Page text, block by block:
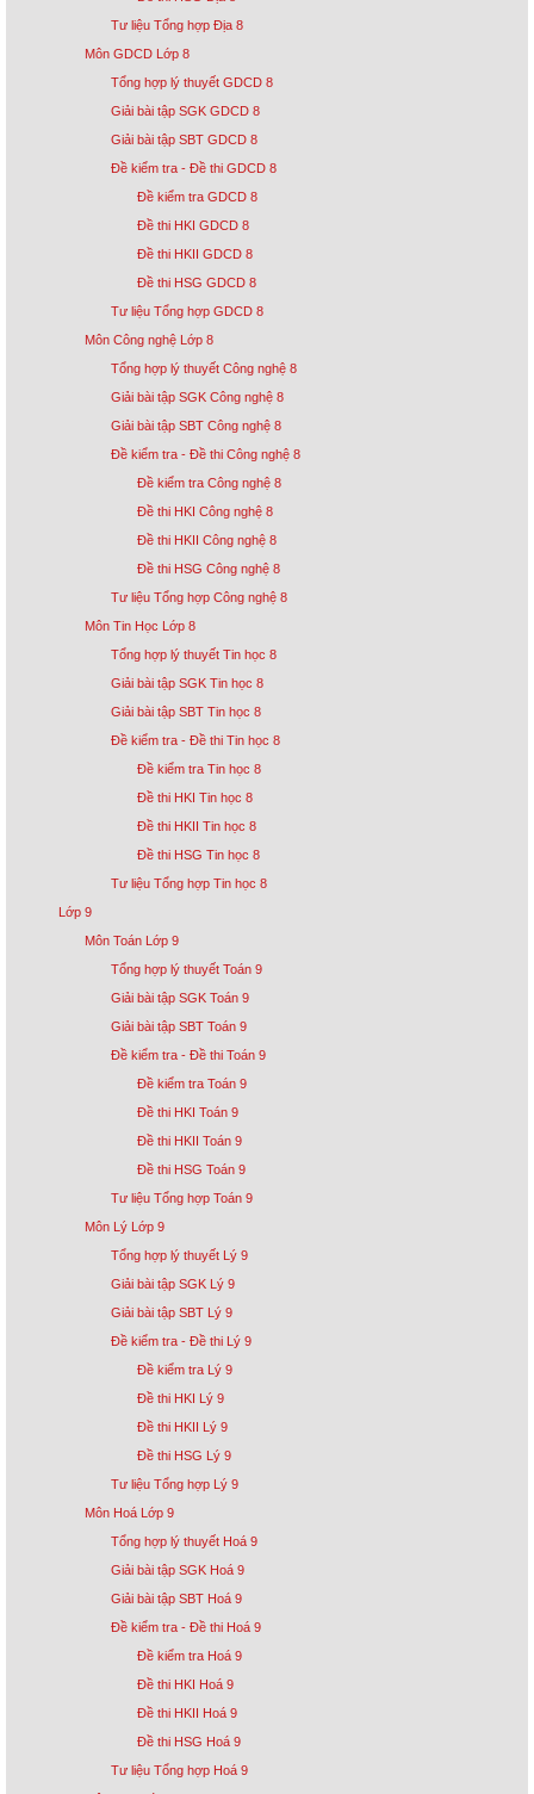
Tư liệu Tổng hợp Địa 8
Môn GDCD Lớp 8
Tổng hợp lý thuyết GDCD 8
Giải bài tập SGK GDCD 8
Giải bài tập SBT GDCD 8
Đề kiểm tra - Đề thi GDCD 8
Đề kiểm tra GDCD 8
Đề thi HKI GDCD 8
Đề thi HKII GDCD 8
Đề thi HSG GDCD 8
Tư liệu Tổng hợp GDCD 8
Môn Công nghệ Lớp 8
Tổng hợp lý thuyết Công nghệ 8
Giải bài tập SGK Công nghệ 8
Giải bài tập SBT Công nghệ 8
Đề kiểm tra - Đề thi Công nghệ 8
Đề kiểm tra Công nghệ 8
Đề thi HKI Công nghệ 8
Đề thi HKII Công nghệ 8
Đề thi HSG Công nghệ 8
Tư liệu Tổng hợp Công nghệ 8
Môn Tin Học Lớp 8
Tổng hợp lý thuyết Tin học 8
Giải bài tập SGK Tin học 8
Giải bài tập SBT Tin học 8
Đề kiểm tra - Đề thi Tin học 8
Đề kiểm tra Tin học 8
Đề thi HKI Tin học 8
Đề thi HKII Tin học 8
Đề thi HSG Tin học 8
Tư liệu Tổng hợp Tin học 8
Lớp 9
Môn Toán Lớp 9
Tổng hợp lý thuyết Toán 9
Giải bài tập SGK Toán 9
Giải bài tập SBT Toán 9
Đề kiểm tra - Đề thi Toán 9
Đề kiểm tra Toán 9
Đề thi HKI Toán 9
Đề thi HKII Toán 9
Đề thi HSG Toán 9
Tư liệu Tổng hợp Toán 9
Môn Lý Lớp 9
Tổng hợp lý thuyết Lý 9
Giải bài tập SGK Lý 9
Giải bài tập SBT Lý 9
Đề kiểm tra - Đề thi Lý 9
Đề kiểm tra Lý 9
Đề thi HKI Lý 9
Đề thi HKII Lý 9
Đề thi HSG Lý 9
Tư liệu Tổng hợp Lý 9
Môn Hoá Lớp 9
Tổng hợp lý thuyết Hoá 9
Giải bài tập SGK Hoá 9
Giải bài tập SBT Hoá 9
Đề kiểm tra - Đề thi Hoá 9
Đề kiểm tra Hoá 9
Đề thi HKI Hoá 9
Đề thi HKII Hoá 9
Đề thi HSG Hoá 9
Tư liệu Tổng hợp Hoá 9